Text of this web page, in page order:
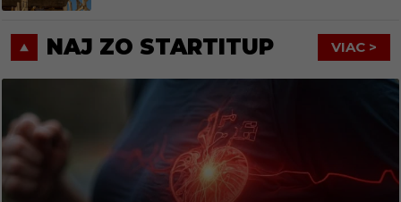
NAJ ZO STARTITUP VIAC >